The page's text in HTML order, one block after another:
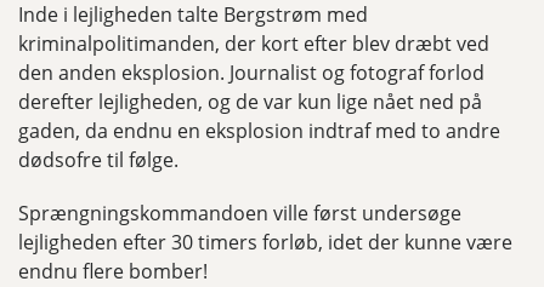
Inde i lejligheden talte Bergstrøm med
kriminalpolitimanden, der kort efter blev dræbt ved
den anden eksplosion. Journalist og fotograf forlod
derefter lejligheden, og de var kun lige nået ned på
gaden, da endnu en eksplosion indtraf med to andre
dødsofre til følge.
Sprængningskommandoen ville først undersøge
lejligheden efter 30 timers forløb, idet der kunne være
endnu flere bomber!